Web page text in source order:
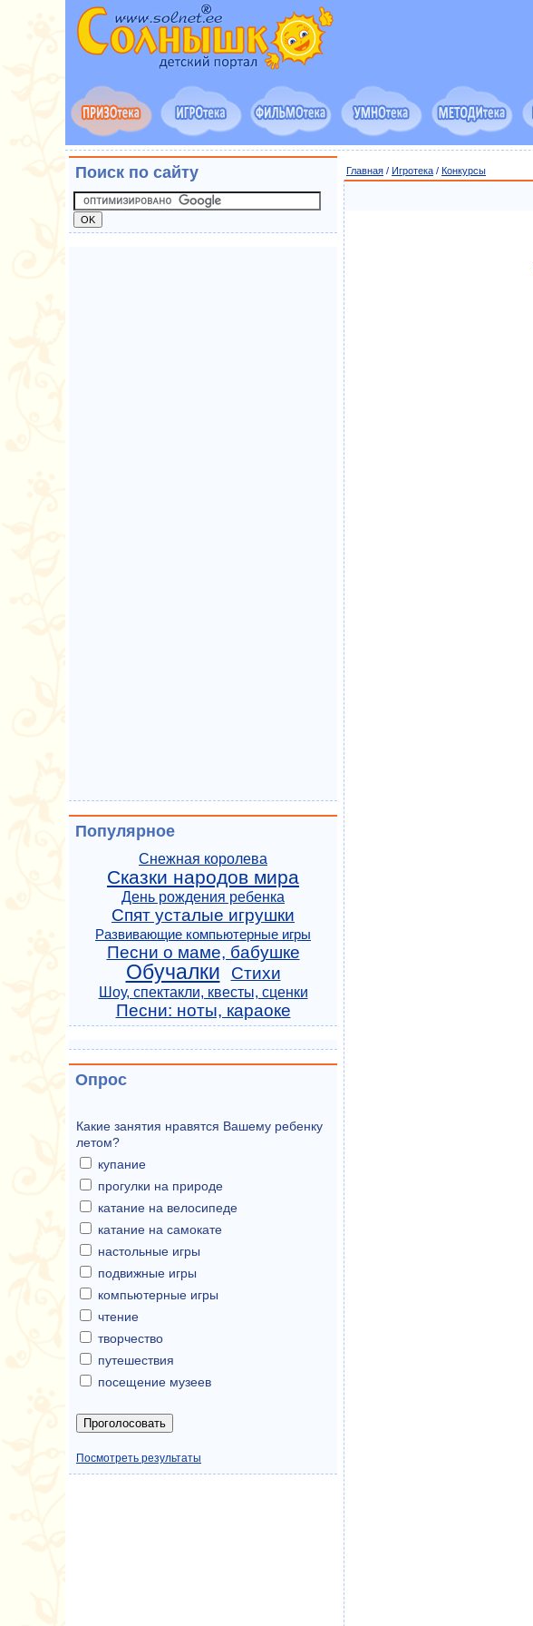
Главная / Игротека / Конкурсы
Поиск по сайту
Популярное
Снежная королева
Сказки народов мира
День рождения ребенка
Спят усталые игрушки
Развивающие компьютерные игры
Песни о маме, бабушке
Обучалки Стихи
Шоу, спектакли, квесты, сценки
Песни: ноты, караоке
Опрос
Какие занятия нравятся Вашему ребенку
летом?
купание
прогулки на природе
катание на велосипеде
катание на самокате
настольные игры
подвижные игры
компьютерные игры
чтение
творчество
путешествия
посещение музеев
Посмотреть результаты